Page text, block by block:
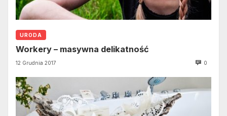
URODA
Workery – masywna delikatność
12 Grudnia 2017 0